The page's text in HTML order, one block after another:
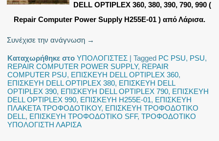
DELL OPTIPLEX 360, 380, 390, 790, 990 (
Repair Computer Power Supply H255E-01 ) από Λάρισα.
Συνέχισε την ανάγνωση →
Καταχωρήθηκε στο ΥΠΟΛΟΓΙΣΤΕΣ |Tagged PC PSU, PSU,
REPAIR COMPUTER POWER SUPPLY, REPAIR
COMPUTER PSU, ΕΠΙΣΚΕΥΗ DELL OPTIPLEX 360,
ΕΠΙΣΚΕΥΗ DELL OPTIPLEX 380, ΕΠΙΣΚΕΥΗ DELL
OPTIPLEX 390, ΕΠΙΣΚΕΥΗ DELL OPTIPLEX 790, ΕΠΙΣΚΕΥΗ
DELL OPTIPLEX 990, ΕΠΙΣΚΕΥΗ H255E-01, ΕΠΙΣΚΕΥΗ
ΠΛΑΚΕΤΑ ΤΡΟΦΟΔΟΤΙΚΟΥ, ΕΠΙΣΚΕΥΗ ΤΡΟΦΟΔΟΤΙΚΟ
DELL, ΕΠΙΣΚΕΥΗ ΤΡΟΦΟΔΟΤΙΚΟ SFF,ΤΡΟΦΟΔΟΤΙΚΟ
ΥΠΟΛΟΓΙΣΤΗ ΛΑΡΙΣΑ